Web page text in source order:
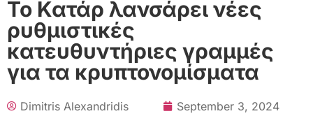
Το Κατάρ λανσάρει νέες
ρυθμιστικές
κατευθυντήριες γραμμές
για τα κρυπτονομίσματα
Dimitris Alexandridis
September 3, 2024